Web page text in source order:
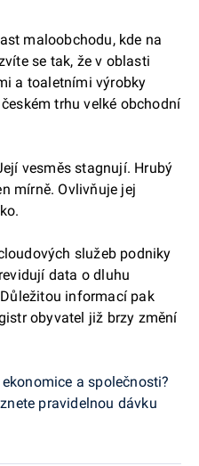
maloobchodu, kde na
se tak, že v oblasti
a toaletními výrobky
trhu velké obchodní
vesměs stagnují. Hrubý
mírně. Ovlivňuje jej
služeb podniky
data o dluhu
informací pak
obyvatel již brzy změní
a společnosti?
pravidelnou dávku